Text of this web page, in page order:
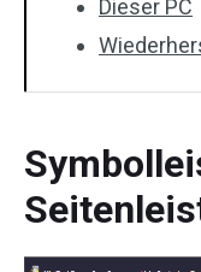
Dieser PC